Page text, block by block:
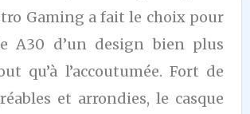
Gaming a fait le choix pour
A30 d’un design bien plus
qu’à l’accoutumée. Fort de
et arrondies, le casque